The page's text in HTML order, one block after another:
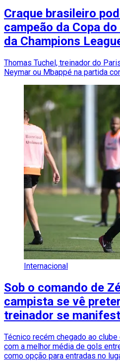
Craque brasileiro
campeão da Copa
da Champions
Thomas Tuchel, treinador do
Neymar ou Mbappé na partida
Internacional
Sob o comando de
campista se vê
treinador se
Técnico recém chegado ao
com a melhor média de gols
como opção para entradas no